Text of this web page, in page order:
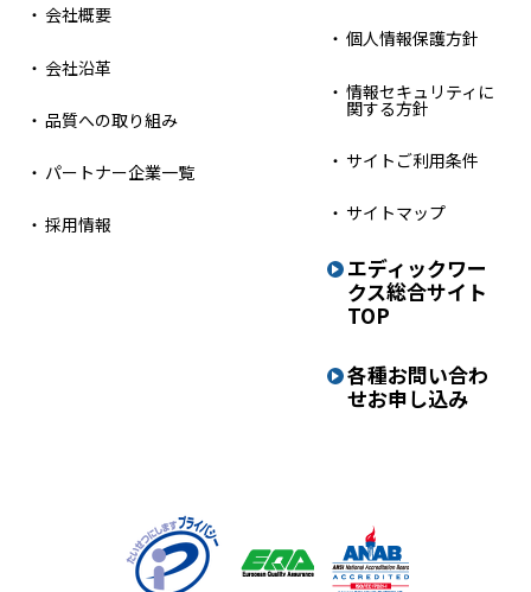
会社概要
会社沿革
品質への取り組み
パートナー企業一覧
採用情報
個人情報保護方針
情報セキュリティに
関する方針
サイトご利用条件
サイトマップ
エディックワー
クス総合サイト
TOP
各種お問い合わ
せお申し込み